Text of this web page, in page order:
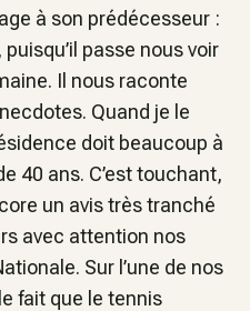
à son prédécesseur :
passe nous voir
Il nous raconte
Quand je le
doit beaucoup à
40 ans. C’est touchant,
un avis très tranché
avec attention nos
Sur l’une de nos
fait que le tennis